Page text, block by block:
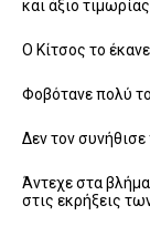
και άξιο
Ο Κίτσος το
Φοβότανε πολύ
Δεν τον συνήθισε
Άντεχε στα
στις εκρήξεις